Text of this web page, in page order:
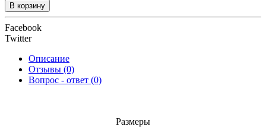
В корзину
Facebook
Twitter
Описание
Отзывы (0)
Вопрос - ответ (0)
Размеры